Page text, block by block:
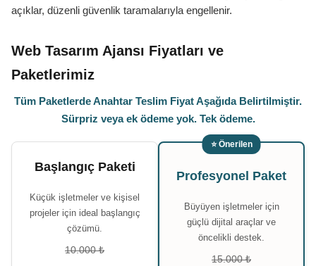
açıklar, düzenli güvenlik taramalarıyla engellenir.
Web Tasarım Ajansı Fiyatları ve
Paketlerimiz
Tüm Paketlerde Anahtar Teslim Fiyat Aşağıda Belirtilmiştir.
Sürpriz veya ek ödeme yok. Tek ödeme.
Başlangıç Paketi
Küçük işletmeler ve kişisel
projeler için ideal başlangıç
çözümü.
10.000 ₺
⭐ Önerilen
Profesyonel Paket
Büyüyen işletmeler için
güçlü dijital araçlar ve
öncelikli destek.
15.000 ₺